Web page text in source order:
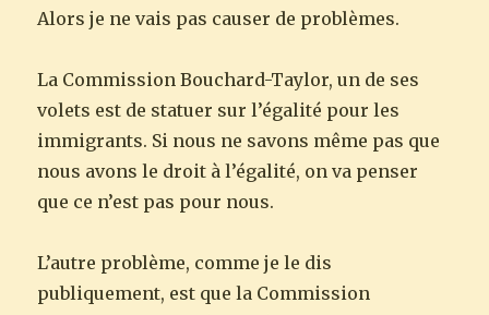
Alors je ne vais pas causer de problèmes.
La Commission Bouchard-Taylor, un de ses
volets est de statuer sur l’égalité pour les
immigrants. Si nous ne savons même pas que
nous avons le droit à l’égalité, on va penser
que ce n’est pas pour nous.
L’autre problème, comme je le dis
publiquement, est que la Commission